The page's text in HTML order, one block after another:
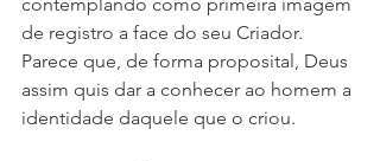
de registro a face do seu Criador.
Parece que, de forma proposital, Deus
assim quis dar a conhecer ao homem a
identidade daquele que o criou.